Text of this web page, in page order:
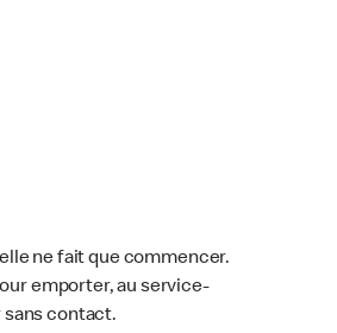
ne fait que commencer.
emporter, au service-
contact.